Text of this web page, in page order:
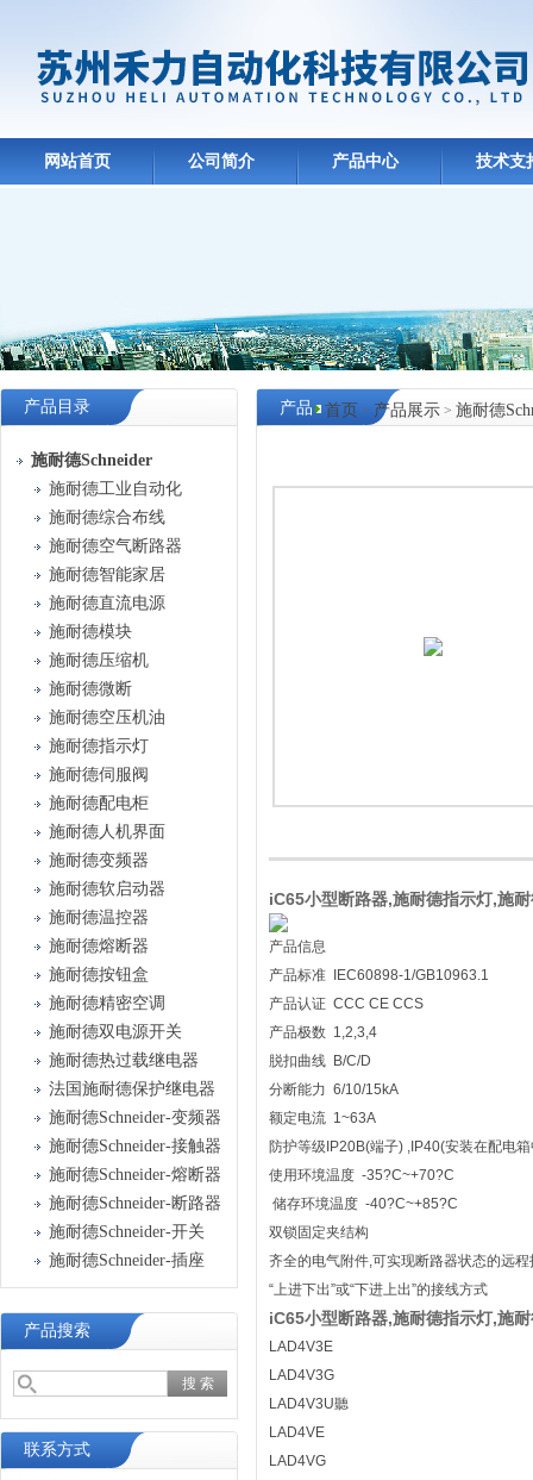
网站首页 公司简介 产品中心 技术支
产品目录
施耐德Schneider
施耐德工业自动化
施耐德综合布线
施耐德空气断路器
施耐德智能家居
施耐德直流电源
施耐德模块
施耐德压缩机
施耐德微断
施耐德空压机油
施耐德指示灯
施耐德伺服阀
施耐德配电柜
施耐德人机界面
施耐德变频器
施耐德软启动器
施耐德温控器
施耐德熔断器
施耐德按钮盒
施耐德精密空调
施耐德双电源开关
施耐德热过载继电器
法国施耐德保护继电器
施耐德Schneider-变频器
施耐德Schneider-接触器
施耐德Schneider-熔断器
施耐德Schneider-断路器
施耐德Schneider-开关
施耐德Schneider-插座
产品搜索
联系方式
首页 > 产品展示 > 施耐德
产品
iC65小型断路器,施耐德指示灯,施
产品信息
产品标准 IEC60898-1/GB10963.1
产品认证 CCC CE CCS
产品极数 1,2,3,4
脱扣曲线 B/C/D
分断能力 6/10/15kA
额定电流 1~63A
防护等级IP20B(端子) ,IP40(安装在配电
使用环境温度 -35?C~+70?C
储存环境温度 -40?C~+85?C
双锁固定夹结构
齐全的电气附件,可实现断路器状态的远
“上进下出”或“下进上出”的接线方式
iC65小型断路器,施耐德指示灯,施
LAD4V3E
LAD4V3G
LAD4V3U聽
LAD4VE
LAD4VG